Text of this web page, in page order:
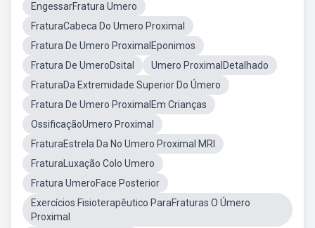
EngessarFratura Umero
FraturaCabeca Do Umero Proximal
Fratura De Umero ProximalEponimos
Fratura De UmeroDsital
Umero ProximalDetalhado
FraturaDa Extremidade Superior Do Úmero
Fratura De Umero ProximalEm Crianças
OssificaçãoUmero Proximal
FraturaEstrela Da No Umero Proximal MRI
FraturaLuxação Colo Umero
Fratura UmeroFace Posterior
Exercícios Fisioterapêutico ParaFraturas O Úmero
Proximal